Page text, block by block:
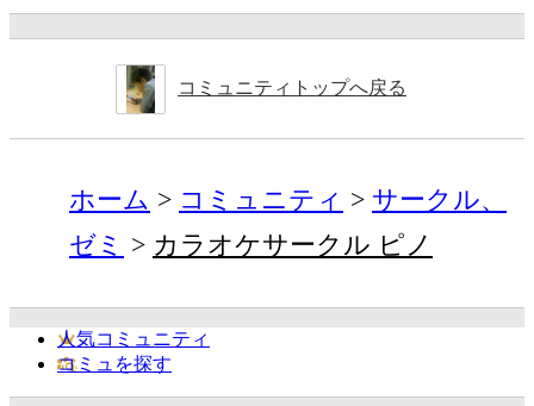
コミュニティトップへ戻る
ホーム コミュニティ
サークル、
ゼミ
カラオケサークル ピノ
人気コミュニティ
コミュを探す